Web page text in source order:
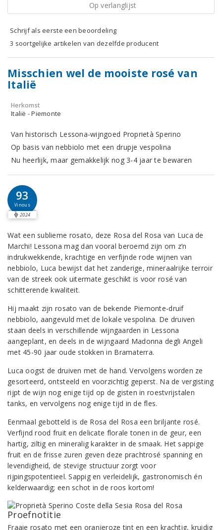
Op verlanglijst
Schrijf als eerste een beoordeling
3 soortgelijke artikelen van dezelfde producent
Misschien wel de mooiste rosé van
Italië
Herkomst
Italië - Piemonte
Van historisch Lessona-wijngoed Proprietà Sperino
Op basis van nebbiolo met een drupje vespolina
Nu heerlijk, maar gemakkelijk nog 3-4 jaar te bewaren
93
Vinous
2024
Wat een sublieme rosato, deze Rosa del Rosa van Luca de
Marchi! Lessona mag dan vooral beroemd zijn om z’n
indrukwekkende, krachtige en verfijnde rode wijnen van
nebbiolo, Luca bewijst dat het zanderige, mineraalrijke terroir
van de streek ook uitermate geschikt is voor rosé van
schitterende kwaliteit.
Hij maakt zijn rosato van de bekende Piemonte-druif
nebbiolo, aangevuld met de lokale vespolina. De druiven
staan deels in verschillende wijngaarden in Lessona
aangeplant, en deels in de wijngaard Madonna degli Angeli
met 45-90 jaar oude stokken in Bramaterra.
Luca oogst de druiven met de hand. Vervolgens worden ze
gesorteerd, ontsteeld en voorzichtig geperst. Na de vergisting
rijpt de wijn nog enige tijd op de gisten in roestvrijstalen
tanks, en vervolgens nog enige tijd in de fles.
Eenmaal gebotteld is de Rosa del Rosa een briljante rosé.
Verfijnd rood fruit en delicate florale tonen in de geur, een
hartig, ziltig en mineralig karakter in de smaak. Het sappige
fruit en de frisse zuren geven deze prachtrosé spanning en
levendigheid, de stevige structuur zorgt voor
rijpingspotentieel. Sappig en verleidelijk, gastronomisch én
kelderwaardig; een schot in de roos kortom!
Proefnotitie
Fraaie rosato met een oranjeroze tint en een krachtig, kruidig